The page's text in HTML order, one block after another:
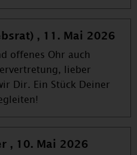
, 11. Mai 2026
offenes Ohr auch
lieber
Dir. Ein Stück Deiner
, 10. Mai 2026